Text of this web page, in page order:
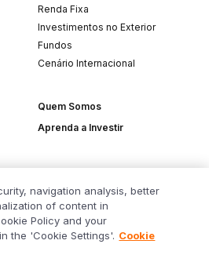
Renda Fixa
Investimentos no Exterior
Fundos
Cenário Internacional
Quem Somos
Aprenda a Investir
navigation analysis, better
of content in
Policy and your
the 'Cookie Settings'. Cookie